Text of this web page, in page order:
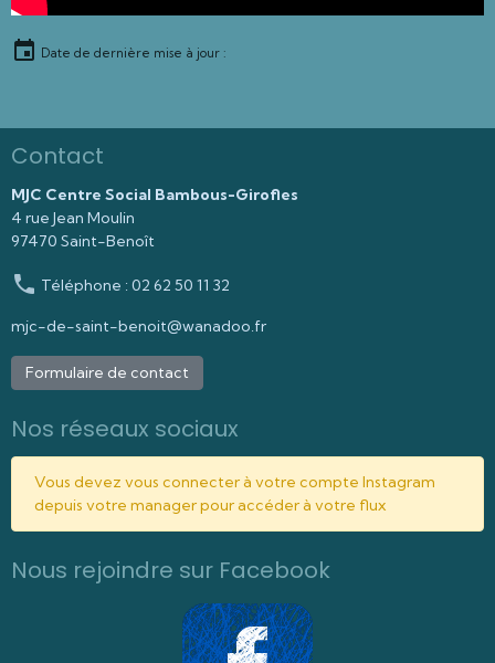
Date de dernière mise à jour :
Contact
MJC Centre Social Bambous-Girofles
4 rue Jean Moulin
97470 Saint-Benoît
Téléphone : 02 62 50 11 32
mjc-de-saint-benoit@wanadoo.fr
Formulaire de contact
Nos réseaux sociaux
Vous devez vous connecter à votre compte Instagram
depuis votre manager pour accéder à votre flux
Nous rejoindre sur Facebook